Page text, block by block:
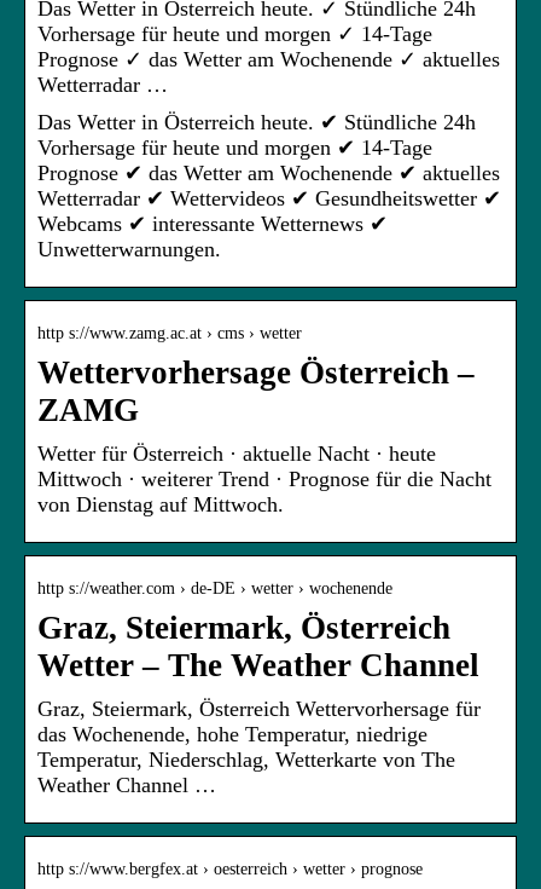
Das Wetter in Österreich heute. ✓ Stündliche 24h
Vorhersage für heute und morgen ✓ 14-Tage
Prognose ✓ das Wetter am Wochenende ✓ aktuelles
Wetterradar …
Das Wetter in Österreich heute. ✔ Stündliche 24h
Vorhersage für heute und morgen ✔ 14-Tage
Prognose ✔ das Wetter am Wochenende ✔ aktuelles
Wetterradar ✔ Wettervideos ✔ Gesundheitswetter ✔
Webcams ✔ interessante Wetternews ✔
Unwetterwarnungen.
http s://www.zamg.ac.at › cms › wetter
Wettervorhersage Österreich –
ZAMG
Wetter für Österreich · aktuelle Nacht · heute
Mittwoch · weiterer Trend · Prognose für die Nacht
von Dienstag auf Mittwoch.
http s://weather.com › de-DE › wetter › wochenende
Graz, Steiermark, Österreich
Wetter – The Weather Channel
Graz, Steiermark, Österreich Wettervorhersage für
das Wochenende, hohe Temperatur, niedrige
Temperatur, Niederschlag, Wetterkarte von The
Weather Channel …
http s://www.bergfex.at › oesterreich › wetter › prognose